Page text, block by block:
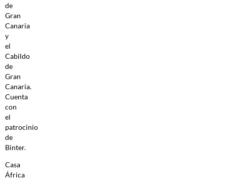
de
Gran
Canaria
y
el
Cabildo
de
Gran
Canaria.
Cuenta
con
el
patrocinio
de
Binter.
Casa
África